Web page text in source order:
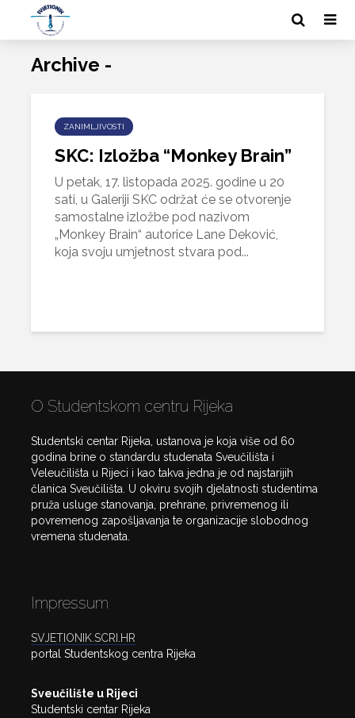
Archive -
ZANIMLJIVOSTI
SKC: Izložba “Monkey Brain”
U petak, 17. listopada 2025. godine u 20
sati, u Galeriji SKC održat će se otvorenje
samostalne izložbe pod nazivom
„Monkey Brain“ autorice Lane Deković,
koja svoju umjetnost stvara pod...
O Studentskom centru Rijeka
Studentski centar Rijeka, ustanova je koja više od 60
godina brine o standardu studenata Sveučilišta i
Veleučilišta u Rijeci i kao takva jedna je od najstarijih
članica Sveučilišta. U okviru svojih djelatnosti studentima
pruža usluge stanovanja, prehrane, privremenog ili
povremenog zapošljavanja te organizacije slobodnog
vremena studenata.
Impressum
SVJETIONIK.SCRI.HR
portal Studentskog centra Rijeka
Sveučilište u Rijeci
Studentski centar Rijeka